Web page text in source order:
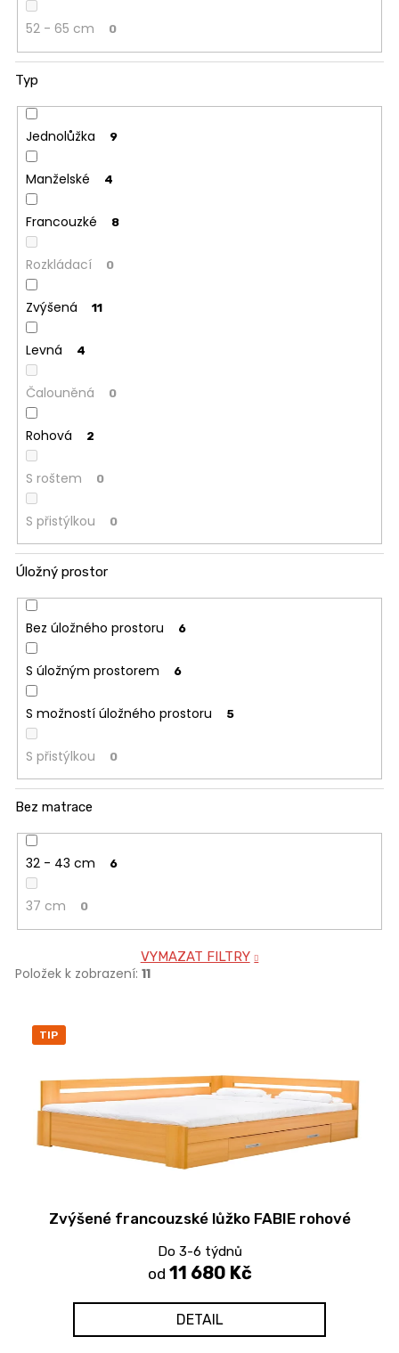
52 - 65 cm 0
Typ
Jednolůžka 9
Manželské 4
Francouzké 8
Rozkládací 0
Zvýšená 11
Levná 4
Čalouněná 0
Rohová 2
S roštem 0
S přistýlkou 0
Úložný prostor
Bez úložného prostoru 6
S úložným prostorem 6
S možností úložného prostoru 5
S přistýlkou 0
Bez matrace
32 - 43 cm 6
37 cm 0
VYMAZAT FILTRY
Položek k zobrazení: 11
TIP
Zvýšené francouzské lůžko FABIE rohové
Do 3-6 týdnů
od 11 680 Kč
DETAIL